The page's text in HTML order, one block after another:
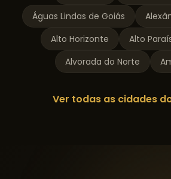
Águas Lindas de Goiás
Alto Horizonte
Alto
Alvorada do Norte
Ver todas as cidades